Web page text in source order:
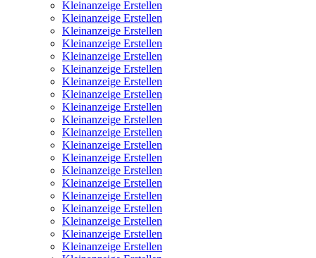
Kleinanzeige Erstellen
Kleinanzeige Erstellen
Kleinanzeige Erstellen
Kleinanzeige Erstellen
Kleinanzeige Erstellen
Kleinanzeige Erstellen
Kleinanzeige Erstellen
Kleinanzeige Erstellen
Kleinanzeige Erstellen
Kleinanzeige Erstellen
Kleinanzeige Erstellen
Kleinanzeige Erstellen
Kleinanzeige Erstellen
Kleinanzeige Erstellen
Kleinanzeige Erstellen
Kleinanzeige Erstellen
Kleinanzeige Erstellen
Kleinanzeige Erstellen
Kleinanzeige Erstellen
Kleinanzeige Erstellen